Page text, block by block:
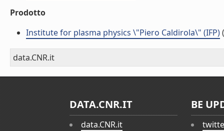
Prodotto
Institute for plasma physics \"Piero Caldirola\" (IFP)
data.CNR.it
DATA.CNR.IT
data.CNR.it
BE